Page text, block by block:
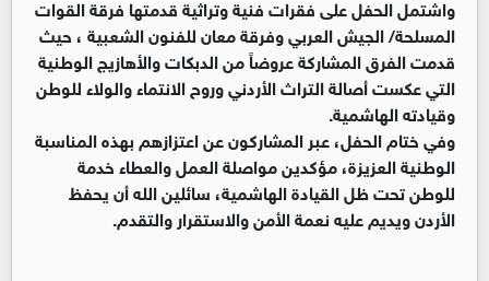
واشتمل الحفل على فقرات فنية وتراثية قدمتها فرقة القوات
المسلحة/ الجيش العربي وفرقة معان للفنون الشعبية ، حيث
قدمت الفرق المشاركة عروضاً من الدبكات والأهازيج الوطنية
التي عكست أصالة التراث الأردني وروح الانتماء والولاء للوطن
وقيادته الهاشمية.
وفي ختام الحفل، عبر المشاركون عن اعتزازهم بهذه المناسبة
الوطنية العزيزة، مؤكدين مواصلة العمل والعطاء خدمة
للوطن تحت ظل القيادة الهاشمية، سائلين الله أن يحفظ
الأردن ويديم عليه نعمة الأمن والاستقرار والتقدم.